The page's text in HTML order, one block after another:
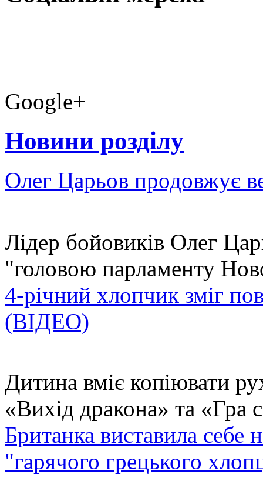
Google+
Новини розділу
Олег Царьов продовжує
Лідер бойовиків Олег
"головою парламенту
4-річний хлопчик зміг
(ВІДЕО)
Дитина вміє копіювати
«Вихід дракона» та «Гра
Британка виставила себе
"гарячого грецького